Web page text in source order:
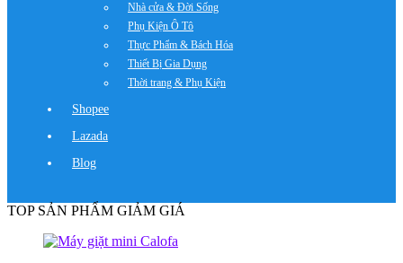
Nhà cửa & Đời Sống
Phụ Kiện Ô Tô
Thực Phẩm & Bách Hóa
Thiết Bị Gia Dụng
Thời trang & Phụ Kiện
Shopee
Lazada
Blog
TOP SẢN PHẨM GIẢM GIÁ